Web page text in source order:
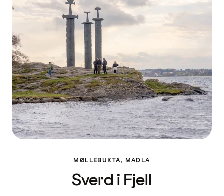
MØLLEBUKTA, MADLA
Sverd i Fjell